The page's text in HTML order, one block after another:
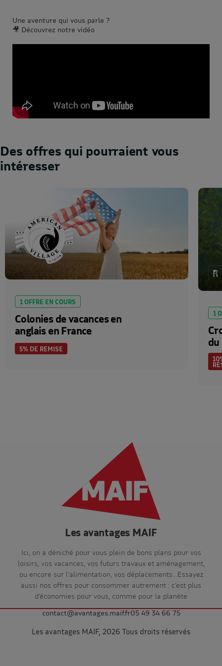
Une aventure qui vous parle ?
🎥 Découvrez notre vidéo
Des offres qui pourraient vous
intéresser
1 OFFRE EN COURS
Colonies de vacances en
anglais en France
5% DE REMISE
1
du
Les avantages MAIF
Ici, on a déniché pour vous plein de bons plans pour vos
loisirs, vos vacances, vos futurs travaux et aménagement,
ou encore sur l’alimentation, vos déplacements…Essayez
aussi nos offres pour consommer autrement : c’est plus
d’économies pour vous, comme pour la planète
contact@avantages.maif.fr05 49 34 66 75
Les avantages MAIF, 2026 Tous droits réservés